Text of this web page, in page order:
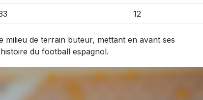
12
milieu de terrain buteur, mettant en avant ses
du football espagnol.